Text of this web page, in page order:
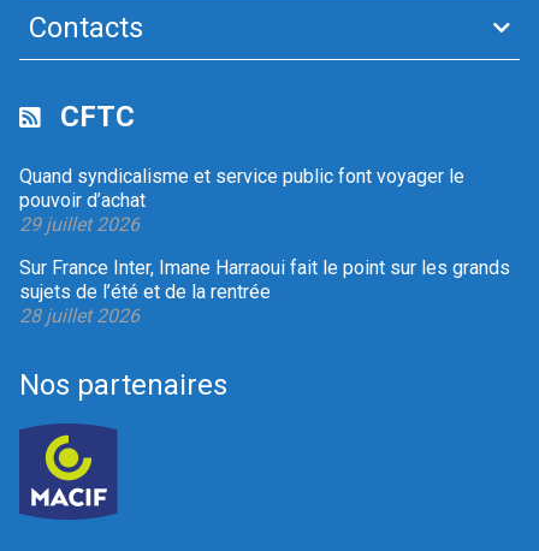
Contacts
CFTC
Quand syndicalisme et service public font voyager le
pouvoir d’achat
29 juillet 2026
Sur France Inter, Imane Harraoui fait le point sur les grands
sujets de l’été et de la rentrée
28 juillet 2026
Nos partenaires